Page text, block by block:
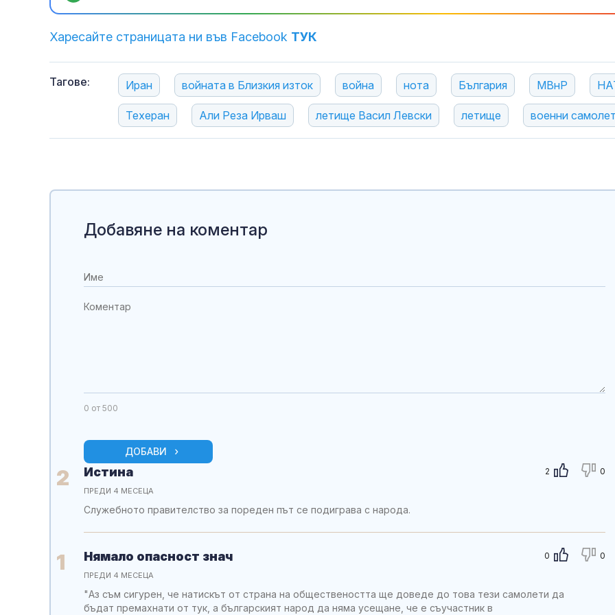
Харесайте страницата ни във Facebook ТУК
Тагове: Иран войната в Близкия изток война нота България МВнР
Техеран Али Реза Ирваш летище Васил Левски летище военни
Добавяне на коментар
0 от 500
ДОБАВИ
2 2 0
Истина
ПРЕДИ 4 МЕСЕЦА
Служебното правителство за пореден път се подиграва с народа.
1 0 0
Нямало опасност знач
ПРЕДИ 4 МЕСЕЦА
"Аз съм сигурен, че натискът от страна на обществеността ще доведе до това тези самолети да
бъдат премахнати от тук, а българският народ да няма усещане, че е съучастник в